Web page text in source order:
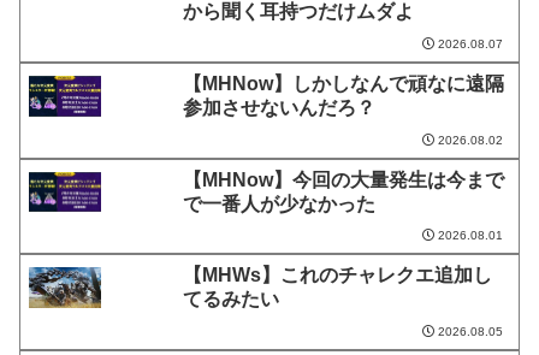
から聞く耳持つだけムダよ
2026.08.07
【MHNow】しかしなんで頑なに遠隔
参加させないんだろ？
2026.08.02
【MHNow】今回の大量発生は今まで
で一番人が少なかった
2026.08.01
【MHWs】これのチャレクエ追加し
てるみたい
2026.08.05